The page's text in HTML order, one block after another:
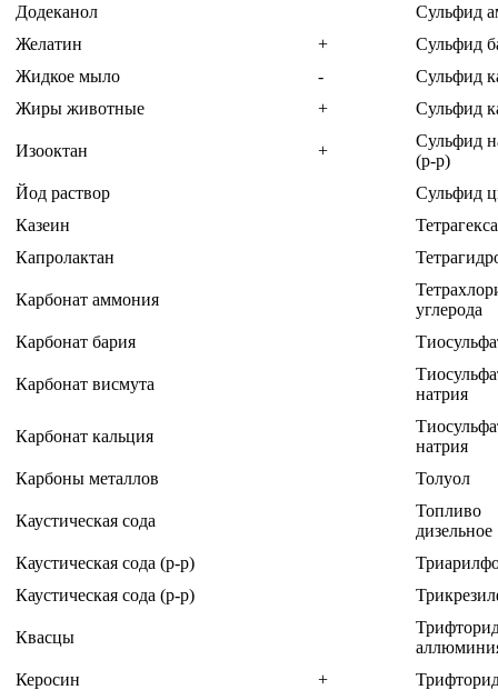
Додеканол
Сульфид
Желатин
+
Сульфид
Жидкое мыло
-
Сульфид
Жиры животные
+ Сульфид
Изооктан +
Сульфид
(р-р)
Йод раствор
Сульфид
Казеин
Капролактан
Карбонат аммония
углерода
Карбонат бария
Карбонат висмута
натрия
Карбонат кальция
натрия
Карбоны металлов
Толуол
Каустическая сода
Топливо
дизельное
Каустическая сода (р-р)
Каустическая сода (р-р)
Квасцы
Керосин
+